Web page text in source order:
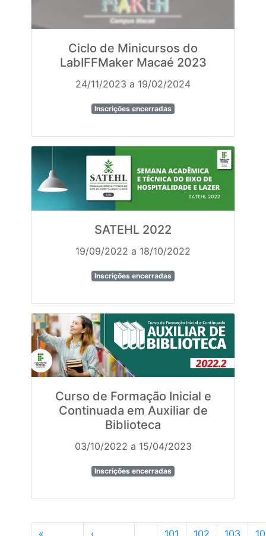
Ciclo de Minicursos do
LabIFFMaker Macaé 2023
24/11/2023 a 19/02/2024
Inscrições encerradas
SATEHL 2022
19/09/2022 a 18/10/2022
Inscrições encerradas
Curso de Formação Inicial e
Continuada em Auxiliar de
Biblioteca
03/10/2022 a 15/04/2023
Inscrições encerradas